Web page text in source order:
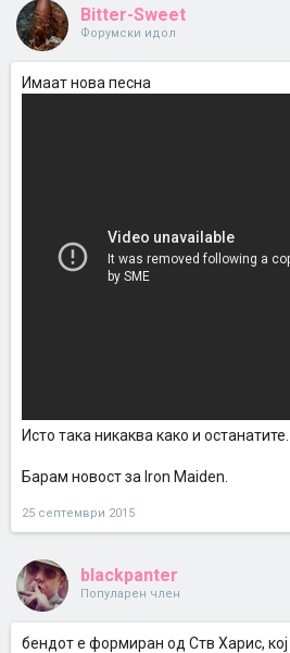
Bitter-Sweet
Форумски идол
Имаат нова песна
Исто така никаква како и останатите.
Барам новост за Iron Maiden.
25 септември 2015
blackpanter
Популарен член
бендот е формиран од Ств Харис,